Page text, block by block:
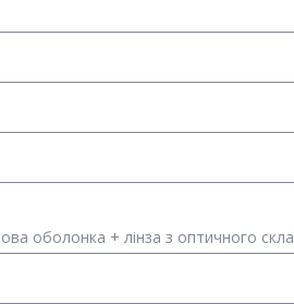
оболонка + лінза з оптичного скла